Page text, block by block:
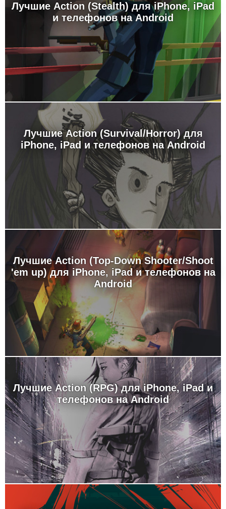
Лучшие Action (Stealth) для iPhone, iPad
и телефонов на Android
Лучшие Action (Survival/Horror) для
iPhone, iPad и телефонов на Android
Лучшие Action (Top-Down Shooter/Shoot
'em up) для iPhone, iPad и телефонов на
Android
Лучшие Action (RPG) для iPhone, iPad и
телефонов на Android